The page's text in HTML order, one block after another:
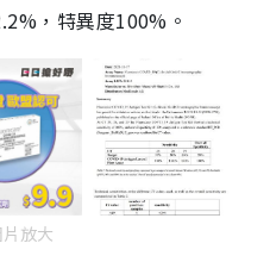
，特異度100%。
放大